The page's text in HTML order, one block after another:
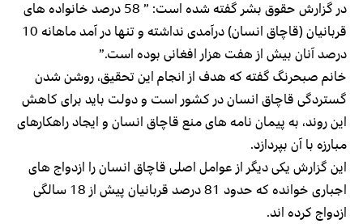
در گزارش حقوق بشر گفته شده است: ” 58 درصد خانواده های
قربانیان (قاچاق انسان) درآمدی نداشته و تنها در آمد ماهانه 10
درصد آنان بیش از هفت هزار افغانی بوده است.”
خانم صبحرنگ گفته که هدف از انجام این تحقیق، روشن شدن
گستردگی قاچاق انسان در کشور است و دولت باید برای کاهش
این روند، به پیمان نامه های منع قاچاق انسان و ایجاد راهکارهای
مبارزه با آن بپردازد.
این گزارش یکی دیگر از عوامل اصلی قاچاق انسان را ازدواج های
اجباری خوانده که حدود 81 درصد قربانیان پیش از 18 سالگی
ازدواج کرده اند.